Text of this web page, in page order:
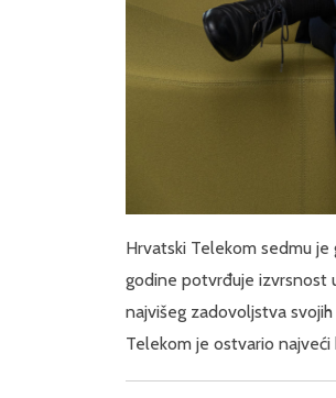
Hrvatski Telekom sedmu
godine potvrđuje izvrsnost
najvišeg zadovoljstva
Telekom je ostvario